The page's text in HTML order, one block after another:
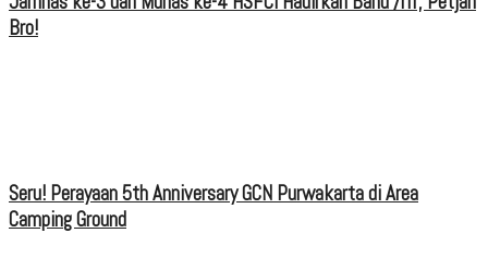
Bro!
Seru! Perayaan 5th Anniversary GCN Purwakarta di Area
Camping Ground